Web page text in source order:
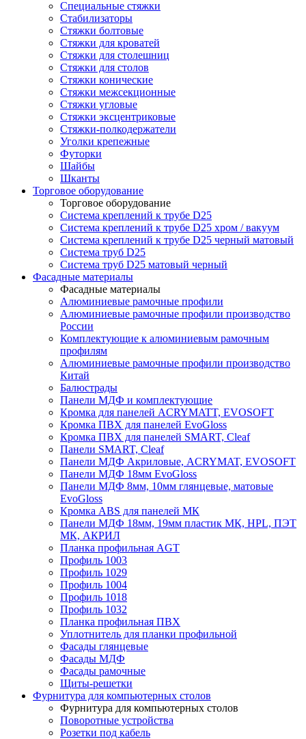
Специальные стяжки
Стабилизаторы
Стяжки болтовые
Стяжки для кроватей
Стяжки для столешниц
Стяжки для столов
Стяжки конические
Стяжки межсекционные
Стяжки угловые
Стяжки эксцентриковые
Стяжки-полкодержатели
Уголки крепежные
Футорки
Шайбы
Шканты
Торговое оборудование
Торговое оборудование
Система креплений к трубе D25
Система креплений к трубе D25 хром / вакуум
Система креплений к трубе D25 черный матовый
Система труб D25
Система труб D25 матовый черный
Фасадные материалы
Фасадные материалы
Алюминиевые рамочные профили
Алюминиевые рамочные профили производство
России
Комплектующие к алюминиевым рамочным
профилям
Алюминиевые рамочные профили производство
Китай
Балюстрады
Панели МДФ и комплектующие
Кромка для панелей ACRYMATT, EVOSOFT
Кромка ПВХ для панелей EvoGloss
Кромка ПВХ для панелей SMART, Cleaf
Панели SMART, Cleaf
Панели МДФ Акриловые, ACRYMAT, EVOSOFT
Панели МДФ 18мм EvoGloss
Панели МДФ 8мм, 10мм глянцевые, матовые
EvoGloss
Кромка ABS для панелей МК
Панели МДФ 18мм, 19мм пластик МК, HPL, ПЭТ
МК, АКРИЛ
Планка профильная AGT
Профиль 1003
Профиль 1029
Профиль 1004
Профиль 1018
Профиль 1032
Планка профильная ПВХ
Уплотнитель для планки профильной
Фасады глянцевые
Фасады МДФ
Фасады рамочные
Щиты-решетки
Фурнитура для компьютерных столов
Фурнитура для компьютерных столов
Поворотные устройства
Розетки под кабель